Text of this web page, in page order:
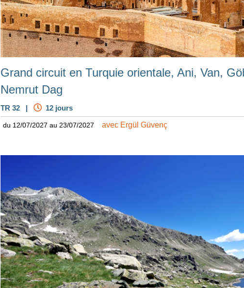
Grand circuit en Turquie orientale, Ani, Van,
Nemrut Dag
TR 32 | 12 jours
du 12/07/2027 au 23/07/2027 avec Ergül Güvenç